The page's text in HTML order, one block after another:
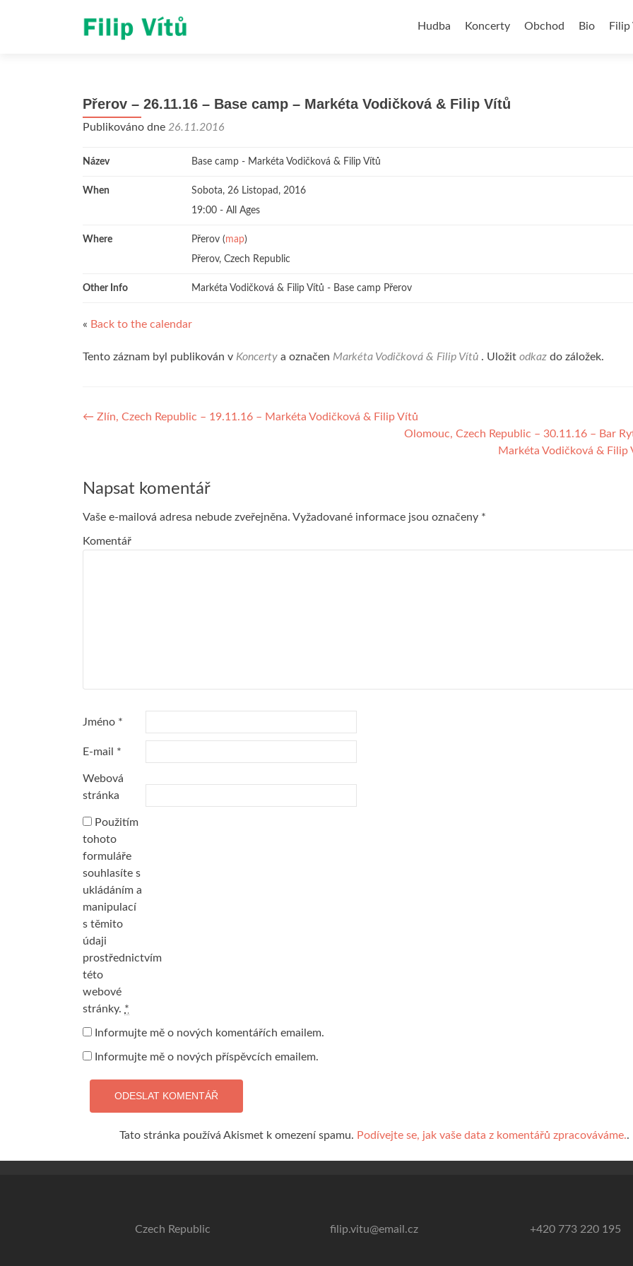
kHudba Koncerty Obchod Bio
Přerov – 26.11.16 – Base camp – Markéta Vodičková & Filip Vítů
Publikováno dne 26.11.2016
Název Base camp - Markéta Vodičková & Filip Vítů
When
Sobota, 26 Listopad, 2016
19:00 - All Ages
Where Přerov (map)
Přerov, Czech Republic
Other Info Markéta Vodičková & Filip Vítů - Base camp Přerov
« Back to the calendar
Tento záznam byl publikován v Koncerty a označen Markéta Vodičková & Filip Vítů . Uložit odkaz do záložek.
Navigace
← Zlín, Czech Republic – 19.11.16 – Markéta Vodičková & Filip Vítů
Olomouc, Czech Republic – 30.11.16 – Bar
Markéta Vodičková & Filip
Napsat komentář
Vaše e-mailová adresa nebude zveřejněna. Vyžadované informace jsou označeny *
Komentář
Jméno *
E-mail *
Webová
stránka
Použitím
tohoto
formuláře
souhlasíte s
ukládáním a
manipulací
s těmito
údaji
prostřednictvím
této
webové
stránky. *
Informujte mě o nových komentářích emailem.
Informujte mě o nových příspěvcích emailem.
Tato stránka používá Akismet k omezení spamu. Podívejte se, jak vaše data z komentářů zpracováváme..
Czech Republic filip.vitu@email.cz +420 773 220 195